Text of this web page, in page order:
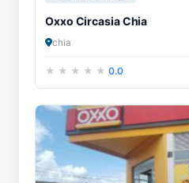
Oxxo Circasia Chia
chia
0.0